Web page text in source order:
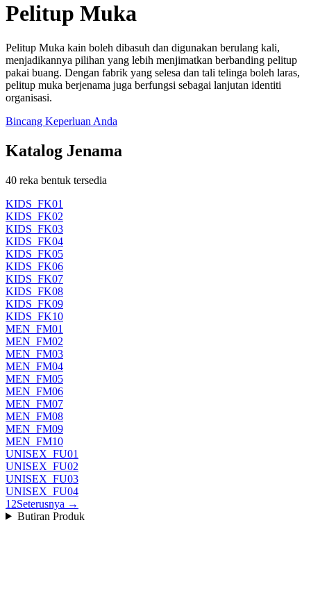
Pelitup Muka
Pelitup Muka kain boleh dibasuh dan digunakan berulang kali,
menjadikannya pilihan yang lebih menjimatkan berbanding pelitup
pakai buang. Dengan fabrik yang selesa dan tali telinga boleh laras,
pelitup muka berjenama juga berfungsi sebagai lanjutan identiti
organisasi.
Bincang Keperluan Anda
Katalog Jenama
40 reka bentuk tersedia
KIDS_FK01
KIDS_FK02
KIDS_FK03
KIDS_FK04
KIDS_FK05
KIDS_FK06
KIDS_FK07
KIDS_FK08
KIDS_FK09
KIDS_FK10
MEN_FM01
MEN_FM02
MEN_FM03
MEN_FM04
MEN_FM05
MEN_FM06
MEN_FM07
MEN_FM08
MEN_FM09
MEN_FM10
UNISEX_FU01
UNISEX_FU02
UNISEX_FU03
UNISEX_FU04
1 2Seterusnya →
Butiran Produk